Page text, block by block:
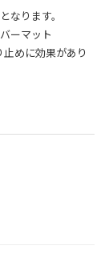
なります。
ーマット
めに効果があり